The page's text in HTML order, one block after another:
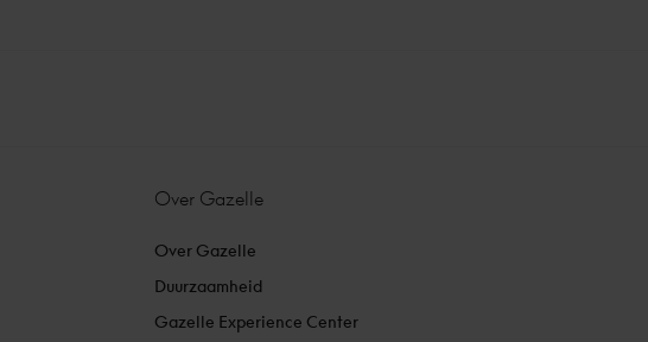
Over Gazelle
Over Gazelle
Duurzaamheid
Gazelle Experience Center